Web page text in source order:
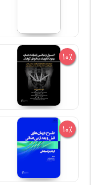
10%
10%